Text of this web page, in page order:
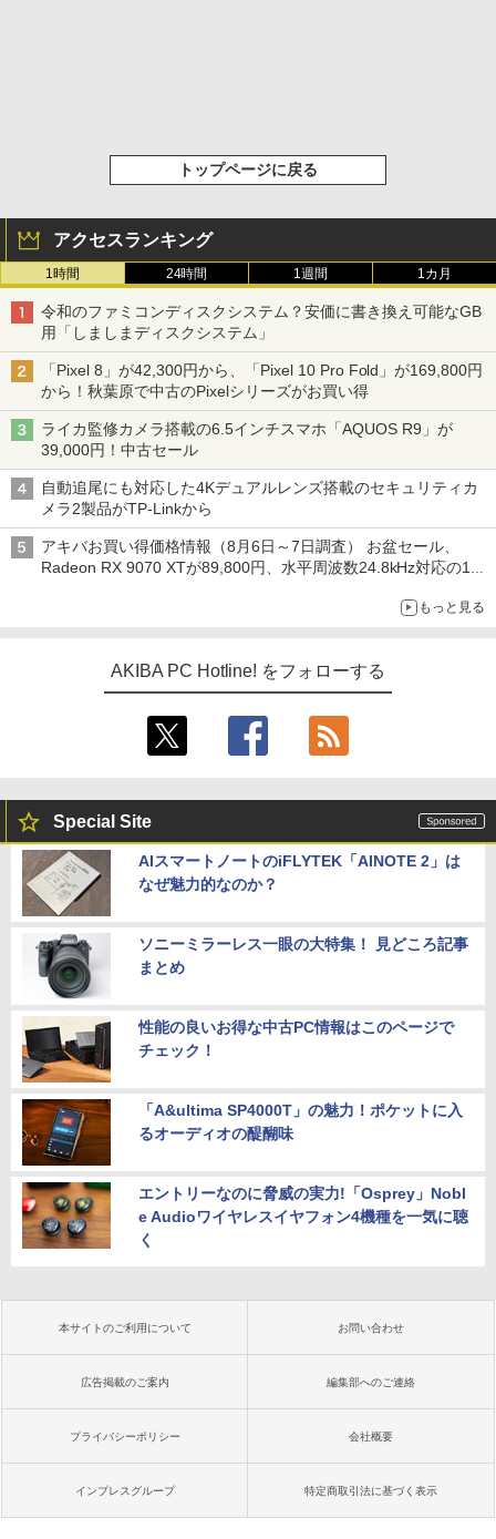
トップページに戻る
アクセスランキング
1時間 24時間 1週間 1カ月
令和のファミコンディスクシステム？安価に書き換え可能なGB
用「しましまディスクシステム」
「Pixel 8」が42,300円から、「Pixel 10 Pro Fold」が169,800円
から！秋葉原で中古のPixelシリーズがお買い得
ライカ監修カメラ搭載の6.5インチスマホ「AQUOS R9」が
39,000円！中古セール
自動追尾にも対応した4Kデュアルレンズ搭載のセキュリティカ
メラ2製品がTP-Linkから
アキバお買い得価格情報（8月6日～7日調査） お盆セール、
Radeon RX 9070 XTが89,800円、水平周波数24.8kHz対応の17
もっと見る
AKIBA PC Hotline! をフォローする
Special Site
AIスマートノートのiFLYTEK「AINOTE 2」は
なぜ魅力的なのか？
ソニーミラーレス一眼の大特集！ 見どころ記事
まとめ
性能の良いお得な中古PC情報はこのページで
チェック！
「A&ultima SP4000T」の魅力！ポケットに入
るオーディオの醍醐味
エントリーなのに脅威の実力!「Osprey」Nobl
e Audioワイヤレスイヤフォン4機種を一気に聴
く
本サイトのご利用について お問い合わせ
広告掲載のご案内 編集部へのご連絡
プライバシーポリシー 会社概要
インプレスグループ 特定商取引法に基づく表示